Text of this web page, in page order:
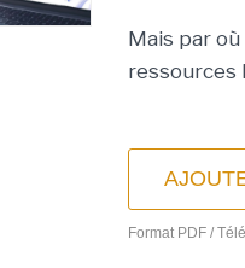
Mais par
ressources
Format PDF /